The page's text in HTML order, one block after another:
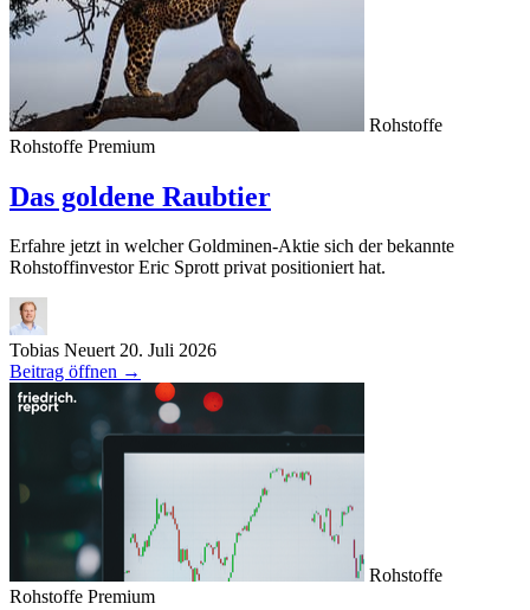
Rohstoffe
Rohstoffe Premium
Das goldene Raubtier
Erfahre jetzt in welcher Goldminen-Aktie sich der bekannte
Rohstoffinvestor Eric Sprott privat positioniert hat.
Tobias Neuert 20. Juli 2026
Beitrag öffnen →
Rohstoffe
Rohstoffe Premium